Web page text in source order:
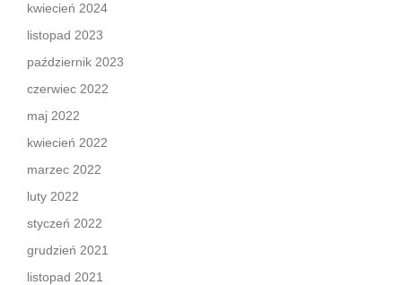
kwiecień 2024
listopad 2023
październik 2023
czerwiec 2022
maj 2022
kwiecień 2022
marzec 2022
luty 2022
styczeń 2022
grudzień 2021
listopad 2021